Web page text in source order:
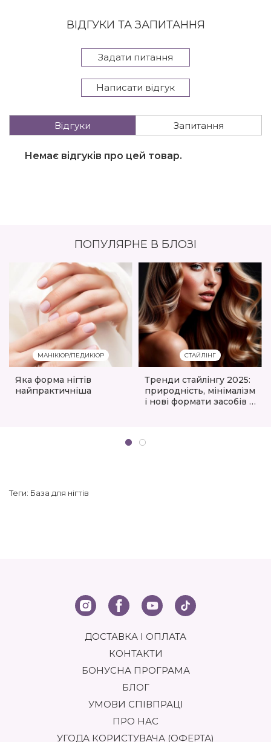
ВІДГУКИ ТА ЗАПИТАННЯ
Задати питання
Написати відгук
Відгуки Запитання
Немає відгуків про цей товар.
ПОПУЛЯРНЕ В БЛОЗІ
МАНІКЮР/ПЕДИКЮР
Яка форма нігтів
найпрактичніша
СТАЙЛІНГ
Тренди стайлінгу 2025:
природність, мінімалізм
і нові формати засобів в
Теги: База для нігтів
ДОСТАВКА І ОПЛАТА
КОНТАКТИ
БОНУСНА ПРОГРАМА
БЛОГ
УМОВИ СПІВПРАЦІ
ПРО НАС
УГОДА КОРИСТУВАЧА (ОФЕРТА)